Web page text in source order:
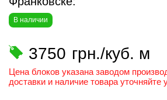
В наличии
3750 грн./куб. м
Цена блоков указана заводом
доставки и наличие товара уточняйте